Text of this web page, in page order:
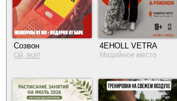
Созвон
Ой, все!
4EHOLL VETRA
Мидийное место